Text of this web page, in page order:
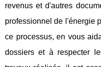
revenus et d'autres
professionnel de l'énergie
ce processus, en vous
dossiers et à respecter